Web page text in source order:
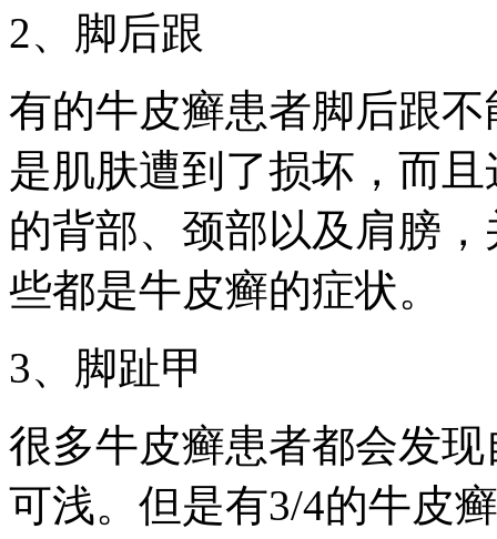
2、脚后跟
有的牛皮癣患者脚后跟
是肌肤遭到了损坏，而
的背部、颈部以及肩膀
些都是牛皮癣的症状。
3、脚趾甲
很多牛皮癣患者都会发
可浅。但是有3/4的牛皮